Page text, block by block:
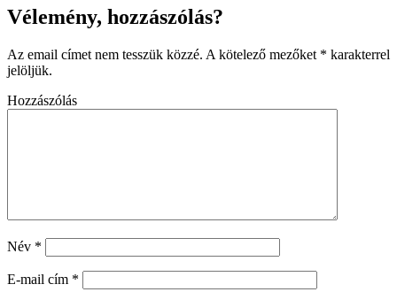
Vélemény, hozzászólás?
Az email címet nem tesszük közzé. A kötelező mezőket * karakterrel
jelöljük.
Hozzászólás
Név *
E-mail cím *